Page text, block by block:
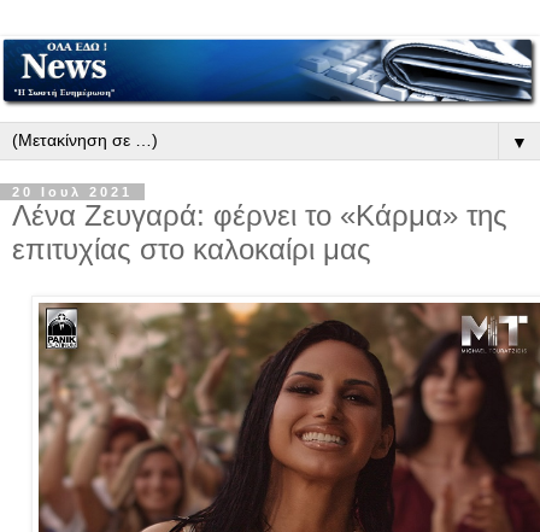
▼
20 Ιουλ 2021
Λένα Ζευγαρά: φέρνει το «Κάρμα» της
επιτυχίας στο καλοκαίρι μας